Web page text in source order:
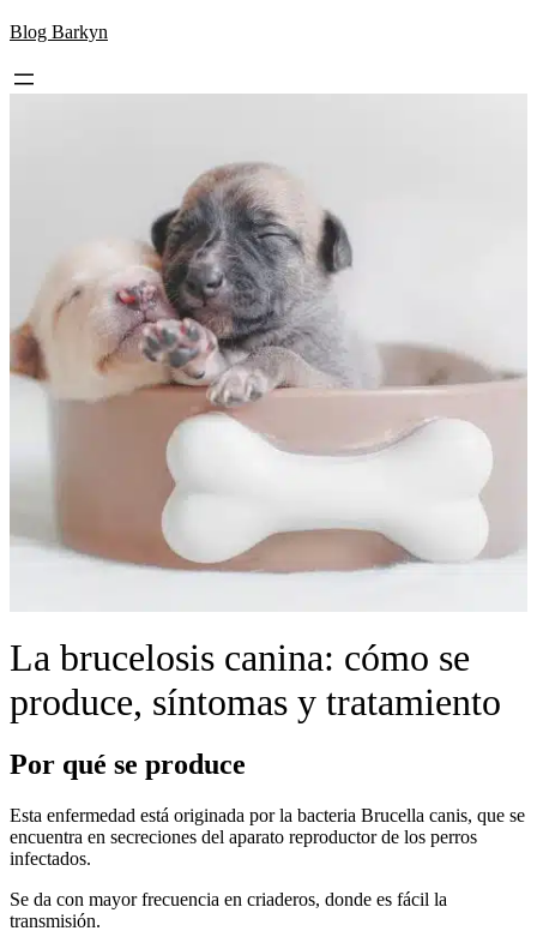
Skip
content
Blog Barkyn
La brucelosis canina: cómo se
produce, síntomas y tratamiento
Por qué se produce
Esta enfermedad está originada por la bacteria Brucella canis, que se
encuentra en secreciones del aparato reproductor de los perros
infectados.
Se da con mayor frecuencia en criaderos, donde es fácil la
transmisión.